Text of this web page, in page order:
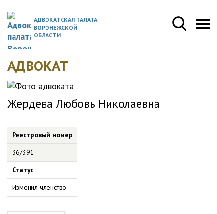
АДВОКАТСКАЯ ПАЛАТА
ВОРОНЕЖСКОЙ
ОБЛАСТИ
АДВОКАТ
Жердева Любовь Николаевна
Реестровый номер
36/391
Статус
Изменил членство